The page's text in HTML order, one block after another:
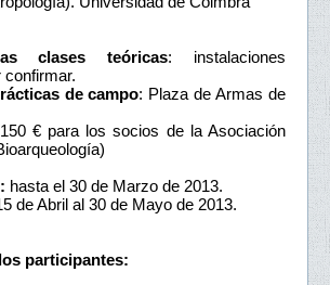
clases teóricas: instalaciones
confirmar.
de campo: Plaza de Armas de
€ para los socios de la Asociación
hasta el 30 de Marzo de 2013.
de Abril al 30 de Mayo de 2013.
participantes: